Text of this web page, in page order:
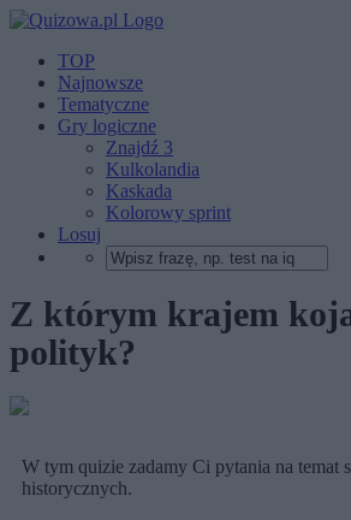
TOP
Najnowsze
Tematyczne
Gry logiczne
Znajdź 3
Kulkolandia
Kaskada
Kolorowy sprint
Losuj
Z którym krajem
polityk?
W tym quizie zadamy Ci pytania na temat
historycznych.